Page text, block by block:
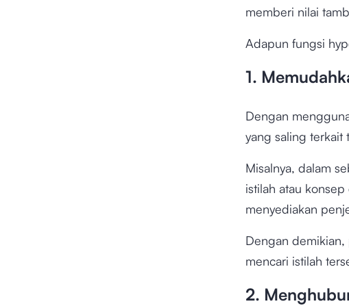
memberi nilai
Adapun fungsi
1.
Dengan
yang saling terkait
Misalnya, dalam
istilah atau
menyediakan
Dengan demikian,
mencari istilah
2.